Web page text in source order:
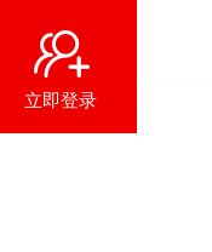
立即登录